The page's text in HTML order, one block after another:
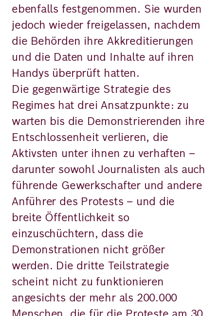
ebenfalls festgenommen. Sie wurden
jedoch wieder freigelassen, nachdem
die Behörden ihre Akkreditierungen
und die Daten und Inhalte auf ihren
Handys überprüft hatten.
Die gegenwärtige Strategie des
Regimes hat drei Ansatzpunkte: zu
warten bis die Demonstrierenden ihre
Entschlossenheit verlieren, die
Aktivsten unter ihnen zu verhaften –
darunter sowohl Journalisten als auch
führende Gewerkschafter und andere
Anführer des Protests – und die
breite Öffentlichkeit so
einzuschüchtern, dass die
Demonstrationen nicht größer
werden. Die dritte Teilstrategie
scheint nicht zu funktionieren
angesichts der mehr als 200.000